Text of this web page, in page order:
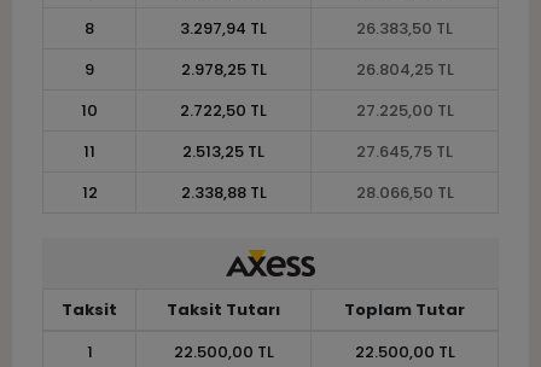
8
3.297,94 TL
26.383,50 TL
9
2.978,25 TL
26.804,25 TL
10
2.722,50 TL
27.225,00 TL
11
2.513,25 TL
27.645,75 TL
12
2.338,88 TL 28.066,50 TL
Taksit Taksit Tutarı
Toplam Tutar
1
22.500,00 TL
22.500,00 TL